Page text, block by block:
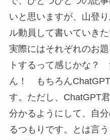
いと思いますが、山登
ル動員して書いていき
実際にはそれぞれのお
トするって感じかな？
ん！ もちろん
す。ただし、ChatGPT
分かるようにして、自
るつもりです。とは言